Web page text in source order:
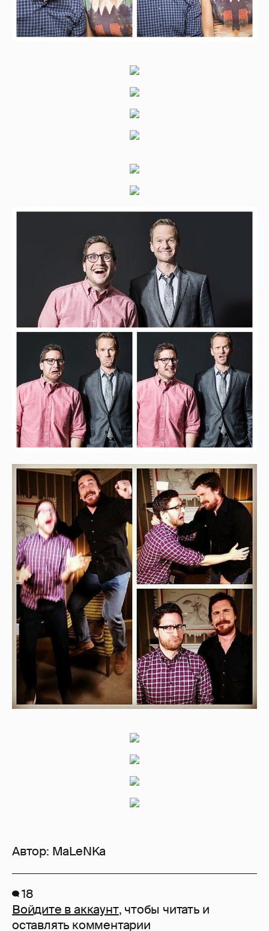
Автор: MaLeNKa
18
Войдите в аккаунт, чтобы читать и
оставлять комментарии